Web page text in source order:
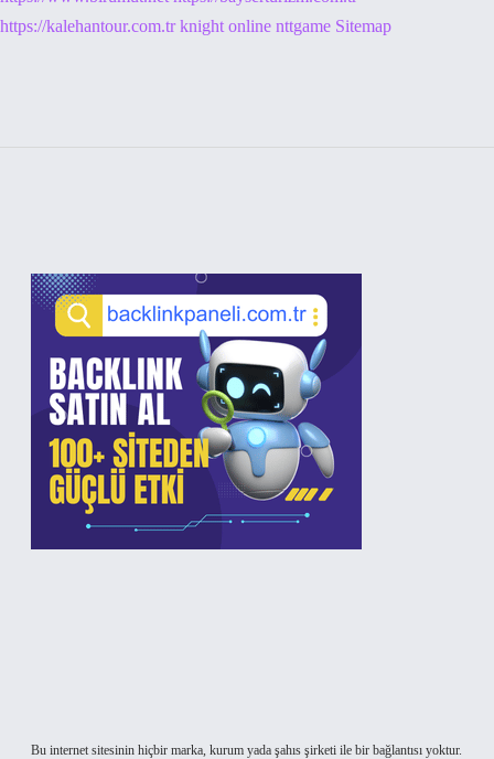
https://kalehantour.com.tr knight online nttgame Sitemap
Bu internet sitesinin hiçbir marka, kurum yada şahıs şirketi ile bir bağlantısı yoktur.